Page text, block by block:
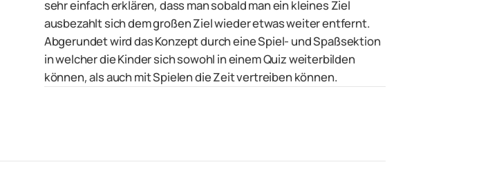
sehr einfach erklären, dass man sobald man ein kleines Ziel
ausbezahlt sich dem großen Ziel wieder etwas weiter entfernt.
Abgerundet wird das Konzept durch eine Spiel- und Spaßsektion
in welcher die Kinder sich sowohl in einem Quiz weiterbilden
können, als auch mit Spielen die Zeit vertreiben können.